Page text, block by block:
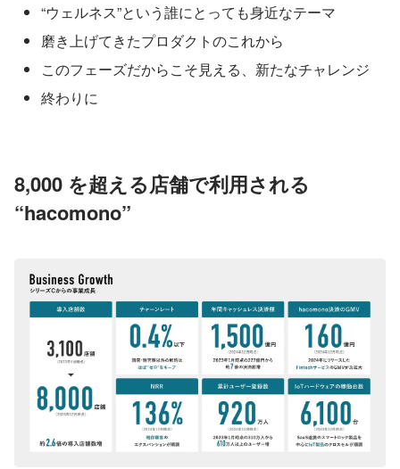
“ウェルネス”という誰にとっても身近なテーマ
磨き上げてきたプロダクトのこれから
このフェーズだからこそ見える、新たなチャレンジ
終わりに
8,000 を超える店舗で利用される
“hacomono”